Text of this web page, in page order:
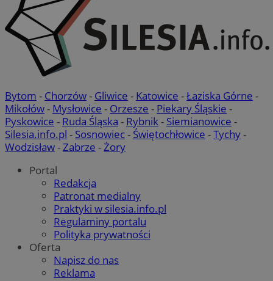
Bytom - Chorzów- Gliwice - Katowice -Łaziska Górne -
Mikołów- Mysłowice - Orzesze - Piekary Śląskie -
Pyskowice - Ruda Śląska - Rybnik- Siemianowice -
Silesia.info.pl - Sosnowiec- Świętochłowice -Tychy-
Wodzisław-Zabrze -Żory
Portal
Redakcja
Patronat medialny
Praktyki w silesia.info.pl
Regulaminy portalu
Polityka prywatności
Oferta
Napisz do nas
Reklama